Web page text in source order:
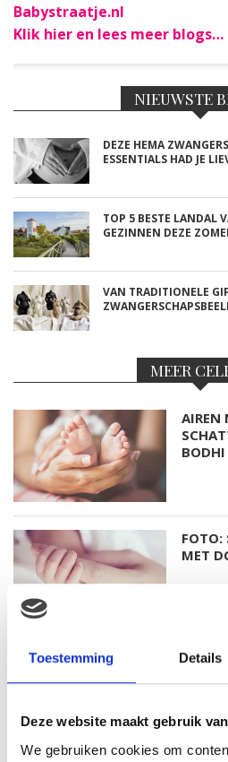
Toestemming Details
Deze website maakt gebruik
We gebruiken cookies om
Babystraatje.nl
Klik hier en lees meer blogs…
NIEUWSTE
DEZE HEMA
ESSENTIALS HAD JE
TOP 5 BESTE LANDAL
GEZINNEN DEZE
VAN TRADITIONELE
MEER
AIREN
BODHI
FOTO:
MET
KIM